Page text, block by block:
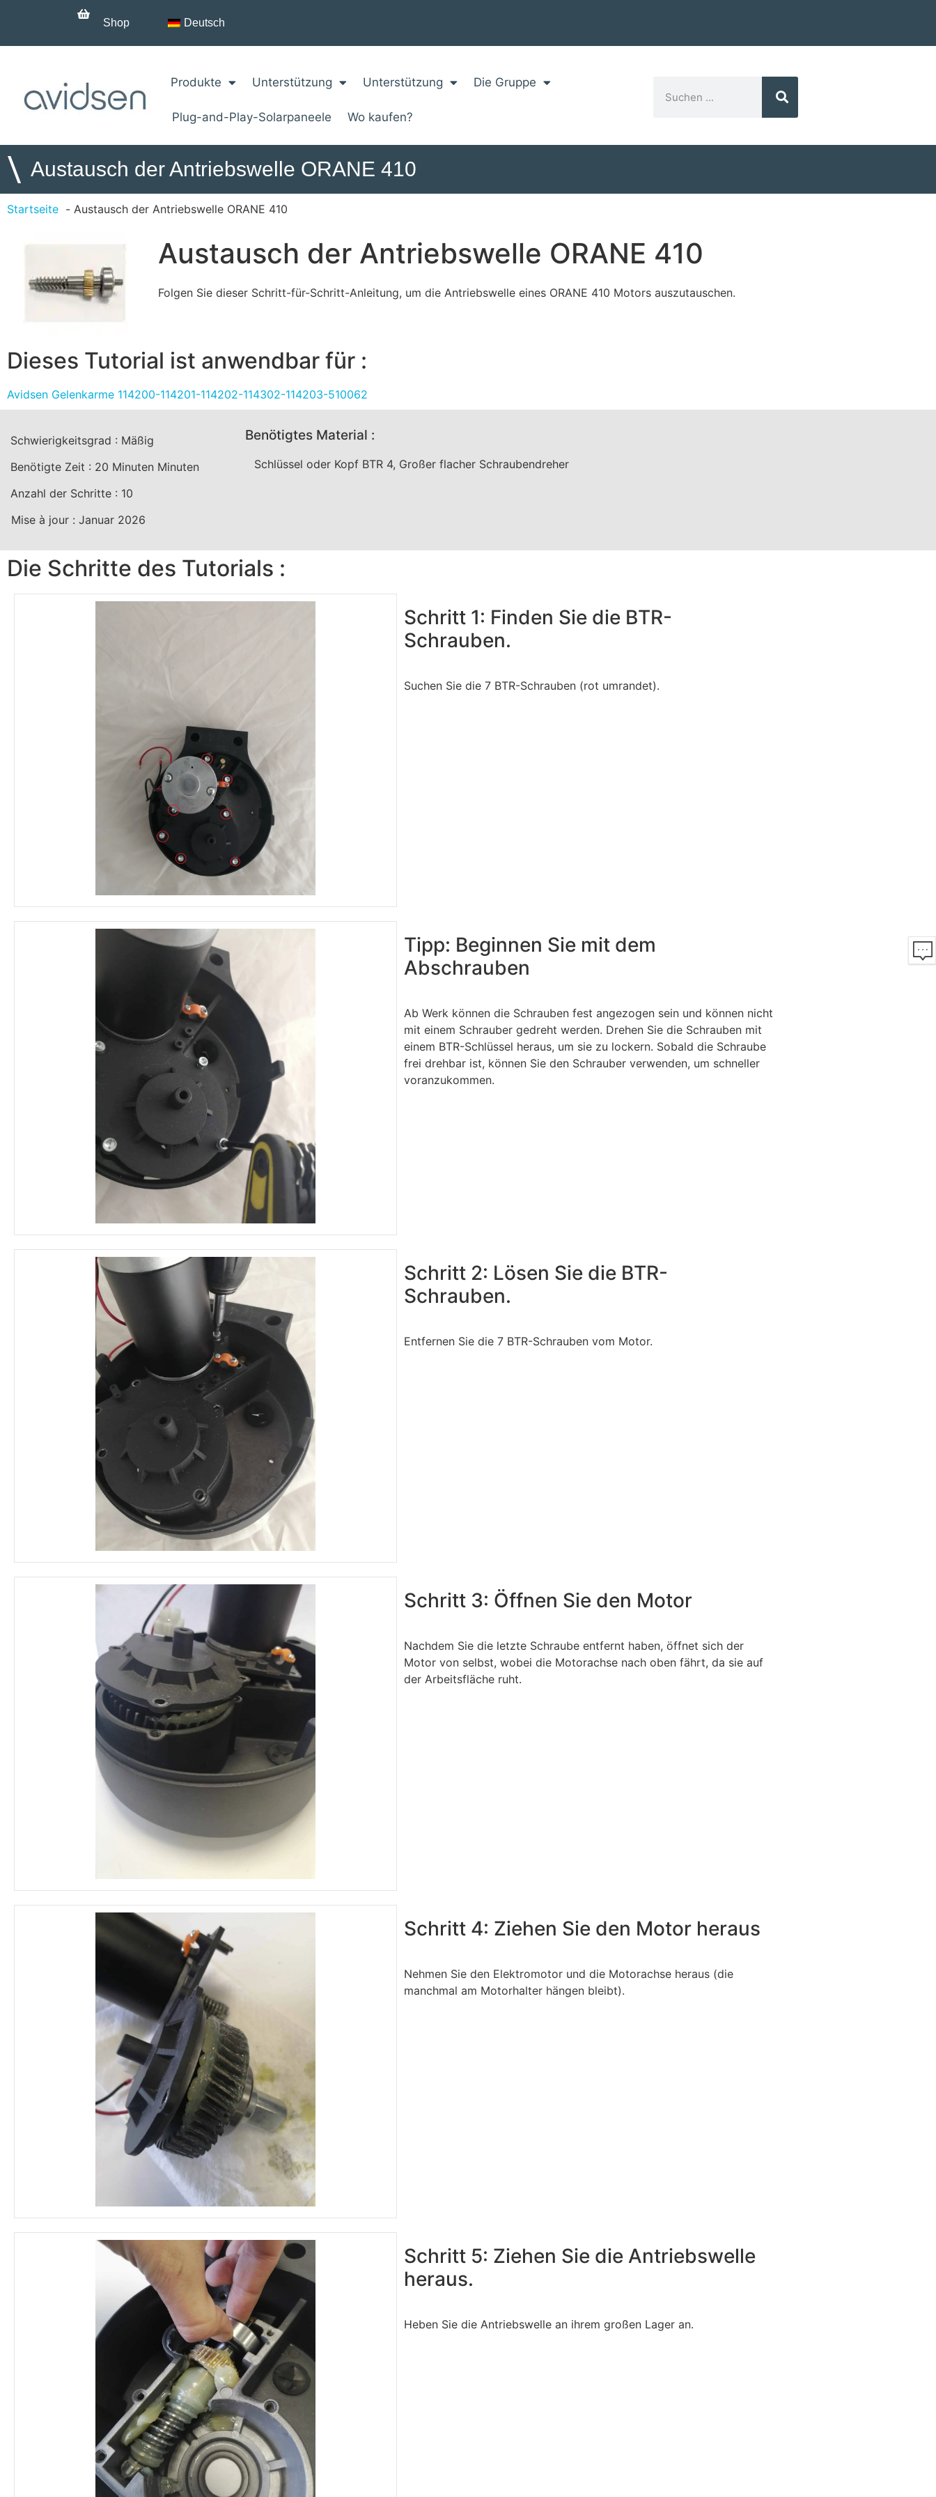
Shop Deutsch
Produkte Unterstützung Unterstützung Die Gruppe
Plug-and-Play-Solarpaneele Wo kaufen?
\ Austausch der Antriebswelle ORANE 410
Startseite Austausch der Antriebswelle ORANE 410
Austausch der Antriebswelle ORANE 410
Folgen Sie dieser Schritt-für-Schritt-Anleitung, um die Antriebswelle eines ORANE 410 Motors auszutauschen.
Dieses Tutorial ist anwendbar für :
Avidsen Gelenkarme 114200-114201-114202-114302-114203-510062
Schwierigkeitsgrad : Mäßig
Benötigte Zeit : 20 Minuten Minuten
Anzahl der Schritte : 10
Mise à jour : Januar 2026
Benötigtes Material :
Schlüssel oder Kopf BTR 4, Großer flacher Schraubendreher
Die Schritte des Tutorials :
Schritt 1: Finden Sie die BTR-
Schrauben.
Suchen Sie die 7 BTR-Schrauben (rot umrandet).
Tipp: Beginnen Sie mit dem
Abschrauben
Ab Werk können die Schrauben fest angezogen sein und können nicht
mit einem Schrauber gedreht werden. Drehen Sie die Schrauben mit
einem BTR-Schlüssel heraus, um sie zu lockern. Sobald die Schraube
frei drehbar ist, können Sie den Schrauber verwenden, um schneller
voranzukommen.
Schritt 2: Lösen Sie die BTR-
Schrauben.
Entfernen Sie die 7 BTR-Schrauben vom Motor.
Schritt 3: Öffnen Sie den Motor
Nachdem Sie die letzte Schraube entfernt haben, öffnet sich der
Motor von selbst, wobei die Motorachse nach oben fährt, da sie auf
der Arbeitsfläche ruht.
Schritt 4: Ziehen Sie den Motor heraus
Nehmen Sie den Elektromotor und die Motorachse heraus (die
manchmal am Motorhalter hängen bleibt).
Schritt 5: Ziehen Sie die Antriebswelle
heraus.
Heben Sie die Antriebswelle an ihrem großen Lager an.